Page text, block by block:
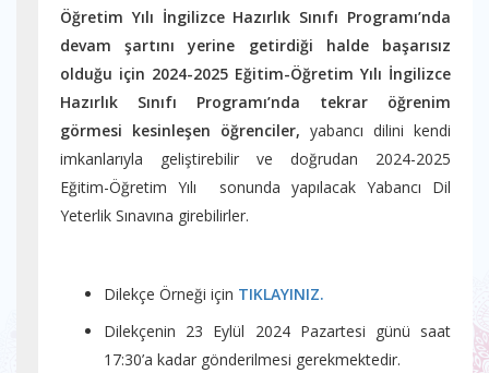
Öğretim Yılı İngilizce Hazırlık Sınıfı Programı’nda
devam şartını yerine getirdiği halde başarısız
olduğu için 2024-2025 Eğitim-Öğretim Yılı İngilizce
Hazırlık Sınıfı Programı’nda tekrar öğrenim
görmesi kesinleşen öğrenciler, yabancı dilini kendi
imkanlarıyla geliştirebilir ve doğrudan 2024-2025
Eğitim-Öğretim Yılı sonunda yapılacak Yabancı Dil
Yeterlik Sınavına girebilirler.
Dilekçe Örneği için TIKLAYINIZ.
Dilekçenin 23 Eylül 2024 Pazartesi günü saat
17:30’a kadar gönderilmesi gerekmektedir.